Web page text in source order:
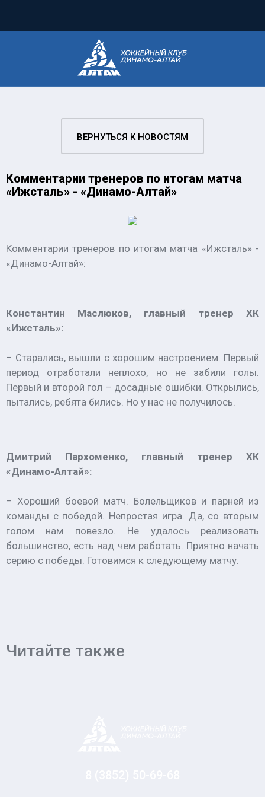
ВЕРНУТЬСЯ К НОВОСТЯМ
Комментарии тренеров по итогам матча
«Ижсталь» - «Динамо-Алтай»
Комментарии тренеров по итогам матча «Ижсталь» -
«Динамо-Алтай»:
Константин Маслюков, главный тренер ХК
«Ижсталь»:
– Старались, вышли с хорошим настроением. Первый
период отработали неплохо, но не забили голы.
Первый и второй гол – досадные ошибки. Открылись,
пытались, ребята бились. Но у нас не получилось.
Дмитрий Пархоменко, главный тренер ХК
«Динамо-Алтай»:
– Хороший боевой матч. Болельщиков и парней из
команды с победой. Непростая игра. Да, со вторым
голом нам повезло. Не удалось реализовать
большинство, есть над чем работать. Приятно начать
серию с победы. Готовимся к следующему матчу.
Читайте также